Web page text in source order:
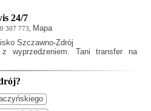
24/7
307 773, Mapa
Szczawno-Zdrój
wyprzedzeniem. Tani transfer na